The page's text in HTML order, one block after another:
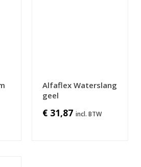
Alfaflex Waterslang
geel
€ 31,87